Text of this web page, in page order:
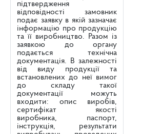
підтвердження
відповідності замовник
подає заявку в якій зазначає
інформацію про продукцію
та її виробництво. Разом із
заявкою до органу
подається технічна
документація. В залежності
від виду продукції та
встановлених до неї вимог
до складу такої
документації можуть
входити: опис виробів,
сертифікат якості
виробника, паспорт,
інструкція, результати